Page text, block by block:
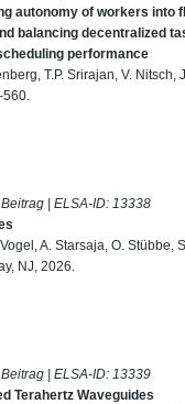
autonomy of workers into
balancing decentralized
performance
T.P. Srirajan, V.
| ELSA-ID: 13338
A. Starsaja, O. Stübbe,
NJ, 2026.
| ELSA-ID: 13339
Terahertz Waveguides